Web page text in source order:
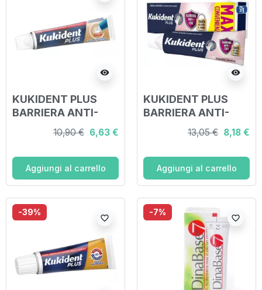
visibility
KUKIDENT PLUS
BARRIERA ANTI-
CIBO NEUTRO
CREMA ADESIVA
10,90 € 6,63 €
Aggiungi al carrello
visibility
KUKIDENT PLUS
BARRIERA ANTI-
CIBO NEUTRO
CREMA ADESIVA
13,05 € 8,18 €
Aggiungi al carrello
-39%
favorite_border
-7%
favorite_border